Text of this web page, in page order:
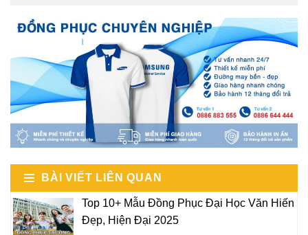
BÀI VIẾT LIÊN QUAN
Top 10+ Mẫu Đồng Phục Đại Học Văn Hiến
Đẹp, Hiện Đại 2025